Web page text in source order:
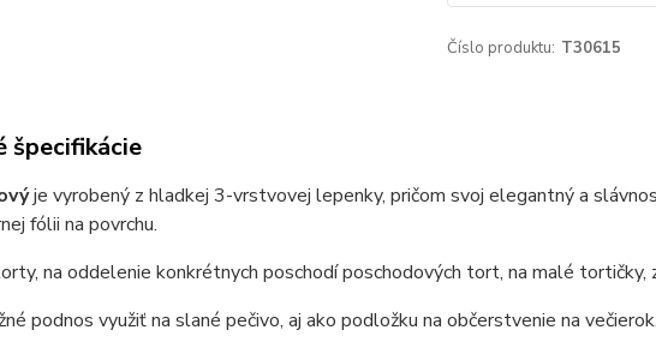
Číslo produktu: T30615
špecifikácie
je vyrobený z hladkej 3-vrstvovej lepenky, pričom svoj elegantný a
fólii na povrchu.
na oddelenie konkrétnych poschodí poschodových tort, na malé tortičky,
podnos využiť na slané pečivo, aj ako podložku na občerstvenie na večierok.